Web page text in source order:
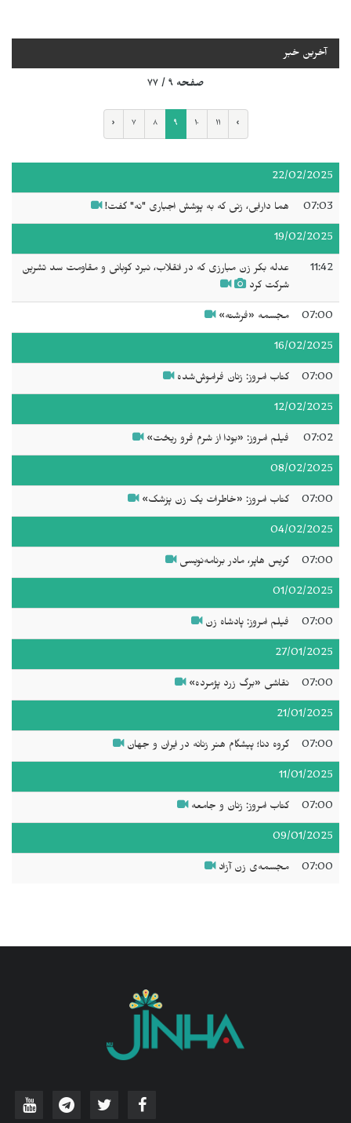
آخرین خبر
صفحه ۹ / ۷۷
‹ ۷ ۸ ۹ ۱۰ ۱۱ ›
22/02/2025
07:03 هما دارابی، زنی که به پوشش اجباری "نه" گفت!
19/02/2025
11:42
عدله بکر زن مبارزی که در انقلاب، نبرد کوبانی و مقاومت سد تشرین
شرکت کرد
07:00 مجسمه «فرشته»
16/02/2025
07:00 کتاب امروز: زنان فراموش‌شده
12/02/2025
07:02 فیلم امروز: «بودا از شرم فرو ریخت»
08/02/2025
07:00 کتاب امروز: «خاطرات یک زن پزشک»
04/02/2025
07:00 گریس هاپر، مادر برنامه‌نویسی
01/02/2025
07:00 فیلم امروز: پادشاه زن
27/01/2025
07:00 نقاشی «برگ زرد پژمرده»
21/01/2025
07:00 گروه دنا؛ پیشگام هنر زنانه در ایران و جهان
11/01/2025
07:00 کتاب امروز: زنان و جامعه
09/01/2025
07:00 مجسمه‌ی زن آزاد